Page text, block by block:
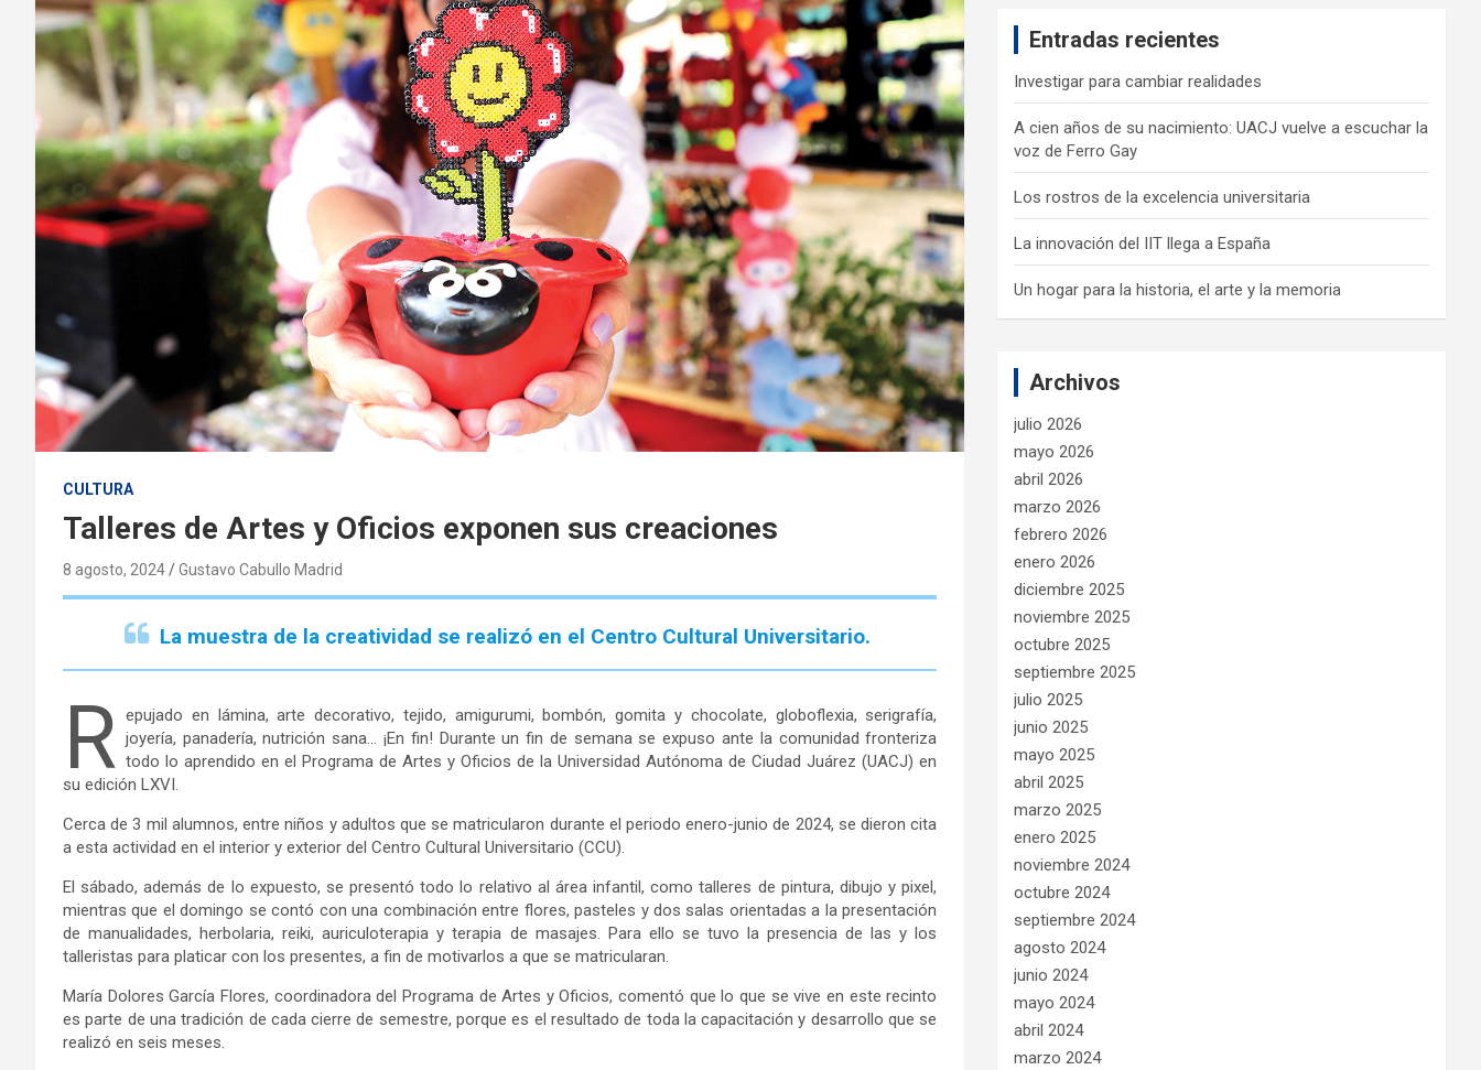
CULTURA
Talleres de Artes y Oficios exponen sus creaciones
8 agosto, 2024 Gustavo Cabullo Madrid
La muestra de la creatividad se realizó en el Centro Cultural Universitario.
R epujado en lámina, arte decorativo, tejido, amigurumi, bombón, gomita y chocolate, globoflexia, serigrafía,
joyería, panadería, nutrición sana… ¡En fin! Durante un fin de semana se expuso ante la comunidad fronteriza
todo lo aprendido en el Programa de Artes y Oficios de la Universidad Autónoma de Ciudad Juárez (UACJ) en
su edición LXVI.
Cerca de 3 mil alumnos, entre niños y adultos que se matricularon durante el periodo enero-junio de 2024, se dieron cita
a esta actividad en el interior y exterior del Centro Cultural Universitario (CCU).
El sábado, además de lo expuesto, se presentó todo lo relativo al área infantil, como talleres de pintura, dibujo y pixel,
mientras que el domingo se contó con una combinación entre flores, pasteles y dos salas orientadas a la presentación
de manualidades, herbolaria, reiki, auriculoterapia y terapia de masajes. Para ello se tuvo la presencia de las y los
talleristas para platicar con los presentes, a fin de motivarlos a que se matricularan.
María Dolores García Flores, coordinadora del Programa de Artes y Oficios, comentó que lo que se vive en este recinto
es parte de una tradición de cada cierre de semestre, porque es el resultado de toda la capacitación y desarrollo que se
realizó en seis meses.
Entradas recientes
Investigar para cambiar realidades
A cien años de su nacimiento: UACJ vuelve a escuchar la
voz de Ferro Gay
Los rostros de la excelencia universitaria
La innovación del IIT llega a España
Un hogar para la historia, el arte y la memoria
Archivos
julio 2026
mayo 2026
abril 2026
marzo 2026
febrero 2026
enero 2026
diciembre 2025
noviembre 2025
octubre 2025
septiembre 2025
julio 2025
junio 2025
mayo 2025
abril 2025
marzo 2025
enero 2025
noviembre 2024
octubre 2024
septiembre 2024
agosto 2024
junio 2024
mayo 2024
abril 2024
marzo 2024